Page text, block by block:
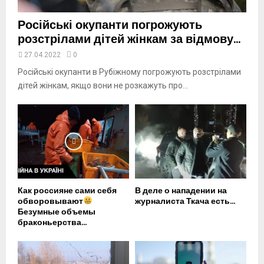
Російські окупанти погрожують
розстрілами дітей жінкам за відмову...
27.04.2022 0
Російські окупанти в Рубіжному погрожують розстрілами
дітей жінкам, якщо вони не розкажуть про...
Как россияне сами себя
обворовывают
Безумные объемы
браконьерства...
В деле о нападении на
журналиста Ткача есть...